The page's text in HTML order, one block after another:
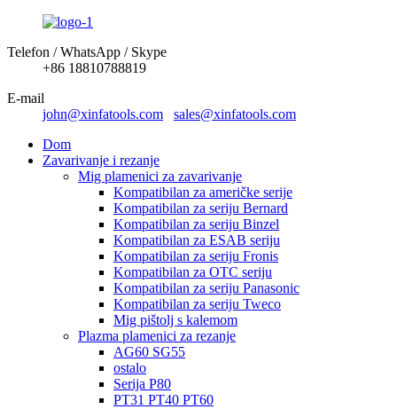
Telefon / WhatsApp / Skype
+86 18810788819
E-mail
john@xinfatools.com
sales@xinfatools.com
Dom
Zavarivanje i rezanje
Mig plamenici za zavarivanje
Kompatibilan za američke serije
Kompatibilan za seriju Bernard
Kompatibilan za seriju Binzel
Kompatibilan za ESAB seriju
Kompatibilan za seriju Fronis
Kompatibilan za OTC seriju
Kompatibilan za seriju Panasonic
Kompatibilan za seriju Tweco
Mig pištolj s kalemom
Plazma plamenici za rezanje
AG60 SG55
ostalo
Serija P80
PT31 PT40 PT60